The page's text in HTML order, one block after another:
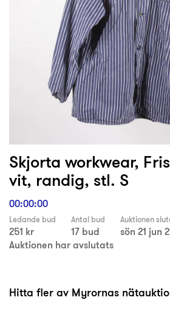
Skjorta workwear,
vit, randig, stl. S
00:00:00
Ledande bud
251 kr
Antal bud
17 bud
Auktionen
sön 21 jun
Auktionen har avslutats
Hitta fler av Myrornas